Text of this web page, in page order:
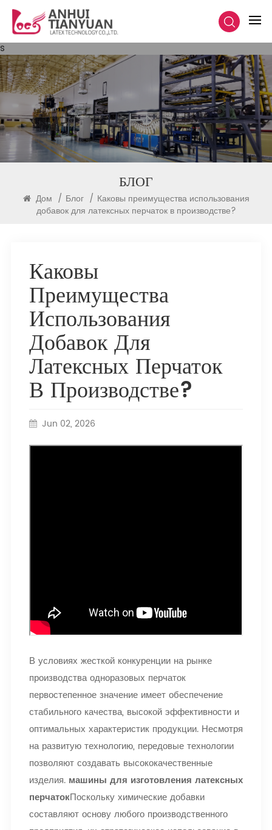
s
БЛОГ
Дом / Блог / Каковы преимущества использования
добавок для латексных перчаток в производстве?
Каковы
Преимущества
Использования
Добавок Для
Латексных Перчаток
В Производстве?
Jun 02, 2026
В условиях жесткой конкуренции на рынке
производства одноразовых перчаток
первостепенное значение имеет обеспечение
стабильного качества, высокой эффективности и
оптимальных характеристик продукции. Несмотря
на развитую технологию, передовые технологии
позволяют создавать высококачественные
изделия. машины для изготовления латексных
перчатокПоскольку химические добавки
составляют основу любого производственного